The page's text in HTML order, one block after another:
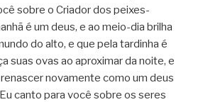
sobre o Criador dos peixes-
é um deus, e ao meio-dia brilha
do alto, e que pela tardinha é
suas ovas ao aproximar da noite, e
novamente como um deus
canto para você sobre os seres